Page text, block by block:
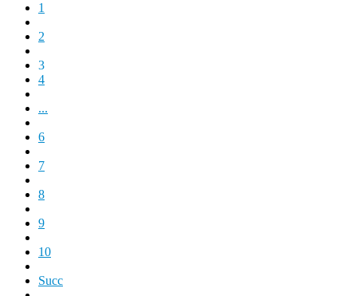
1
2
3
4
...
6
7
8
9
10
Succ